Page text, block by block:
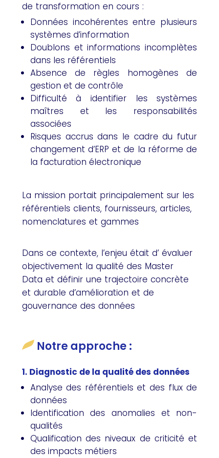
de transformation en cours :
Données incohérentes entre plusieurs
systèmes d’information
Doublons et informations incomplètes
dans les référentiels
Absence de règles homogènes de
gestion et de contrôle
Difficulté à identifier les systèmes
maîtres et les responsabilités
associées
Risques accrus dans le cadre du futur
changement d’ERP et de la réforme de
la facturation électronique
La mission portait principalement sur les
référentiels clients, fournisseurs, articles,
nomenclatures et gammes
Dans ce contexte, l’enjeu était d’ évaluer
objectivement la qualité des Master
Data et définir une trajectoire concrète
et durable d’amélioration et de
gouvernance des données
Notre approche :
1. Diagnostic de la qualité des données
Analyse des référentiels et des flux de
données
Identification des anomalies et non-
qualités
Qualification des niveaux de criticité et
des impacts métiers